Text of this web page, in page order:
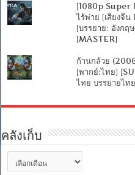
[1080p Super
ไร้พ่าย [เสียงจี
[บรรยาย: อังก
[MASTER]
ก้านกล้วย
[พากย์:ไทย]
ไทย บรรยายไท
คลังเก็บ
เก็บ